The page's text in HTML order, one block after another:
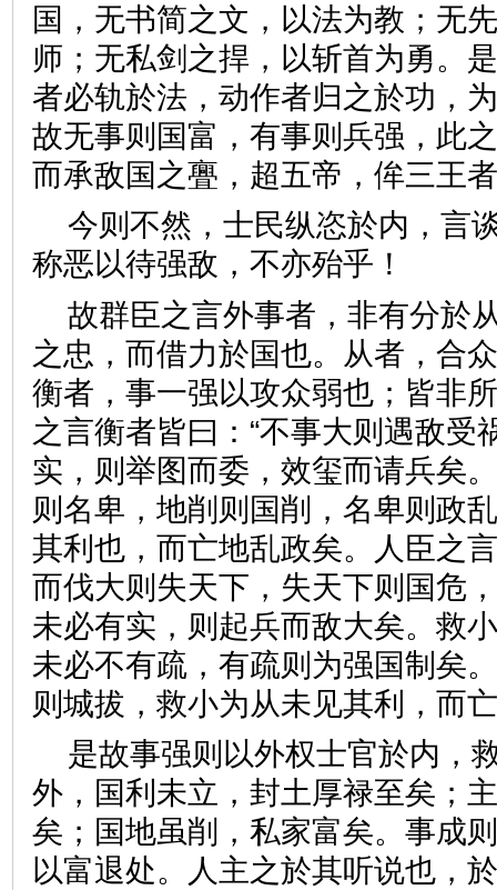
国，无书简之文，以法为教；无
师；无私剑之捍，以斩首为勇。
者必轨於法，动作者归之於功，
故无事则国富，有事则兵强，此
而承敌国之亹，超五帝，侔三
今则不然，士民纵恣於内，言
称恶以待强敌，不亦殆乎！
故群臣之言外事者，非有分於
之忠，而借力於国也。从者，合
衡者，事一强以攻众弱也；皆非
之言衡者皆曰：“不事大则遇敌受
实，则举图而委，效玺而请兵矣
则名卑，地削则国削，名卑则政
其利也，而亡地乱政矣。人臣之
而伐大则失天下，失天下则国危
未必有实，则起兵而敌大矣。救
未必不有疏，有疏则为强国制矣
则城拔，救小为从未见其利，
是故事强则以外权士官於内，
外，国利未立，封土厚禄至矣；
矣；国地虽削，私家富矣。事成
以富退处。人主之於其听说也，